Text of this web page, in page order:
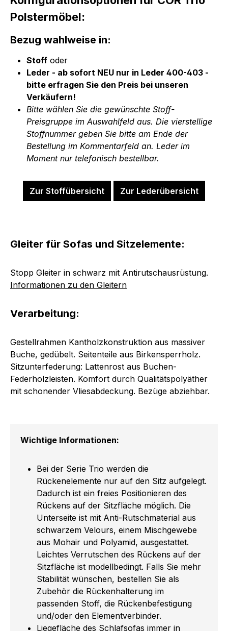
Polstermöbel:
Bezug wahlweise in:
Stoff oder
Leder - ab sofort NEU nur in Leder 400-403 -
bitte erfragen Sie den Preis bei unseren
Verkäufern!
Bitte wählen Sie die gewünschte Stoff-
Preisgruppe im Auswahlfeld aus. Die vierstellige
Stoffnummer geben Sie bitte am Ende der
Bestellung im Kommentarfeld an. Leder im
Moment nur telefonisch bestellbar.
Zur Stoffübersicht Zur Lederübersicht
Gleiter für Sofas und Sitzelemente:
Stopp Gleiter in schwarz mit Antirutschausrüstung.
Informationen zu den Gleitern
Verarbeitung:
Gestellrahmen Kantholzkonstruktion aus massiver
Buche, gedübelt. Seitenteile aus Birkensperrholz.
Sitzunterfederung: Lattenrost aus Buchen-
Federholzleisten. Komfort durch Qualitätspolyäther
mit schonender Vliesabdeckung. Bezüge abziehbar.
Wichtige Informationen:
Bei der Serie Trio werden die
Rückenelemente nur auf den Sitz aufgelegt.
Dadurch ist ein freies Positionieren des
Rückens auf der Sitzfläche möglich. Die
Unterseite ist mit Anti-Rutschmaterial aus
schwarzem Velours, einem Mischgewebe
aus Mohair und Polyamid, ausgestattet.
Leichtes Verrutschen des Rückens auf der
Sitzfläche ist modellbedingt. Falls Sie mehr
Stabilität wünschen, bestellen Sie als
Zubehör die Rückenhalterung im
passenden Stoff, die Rückenbefestigung
und/oder den Elementverbinder.
Liegefläche des Schlafsofas immer in